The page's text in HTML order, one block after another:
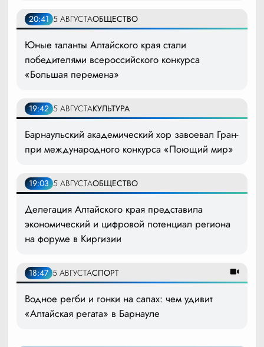
20:41 5 АВГУСТАОБЩЕСТВО
Юные таланты Алтайского края стали
победителями всероссийского конкурса
«Большая перемена»
19:42 5 АВГУСТАКУЛЬТУРА
Барнаульский академический хор завоевал Гран-
при международного конкурса «Поющий мир»
19:03 5 АВГУСТАОБЩЕСТВО
Делегация Алтайского края представила
экономический и цифровой потенциал региона
на форуме в Киргизии
18:47 5 АВГУСТАСПОРТ
Водное регби и гонки на сапах: чем удивит
«Алтайская регата» в Барнауле